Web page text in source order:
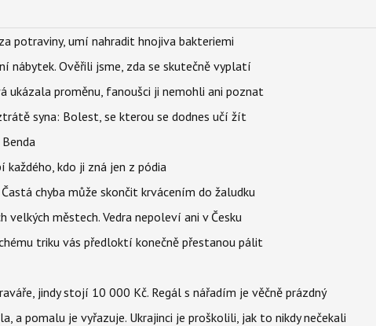
potraviny, umí nahradit hnojiva bakteriemi
nábytek. Ověřili jsme, zda se skutečně vyplatí
ukázala proměnu, fanoušci ji nemohli ani poznat
syna: Bolest, se kterou se dodnes učí žít
kdo ji zná jen z pódia
chyba může skončit krvácením do žaludku
městech. Vedra nepoleví ani v Česku
triku vás předloktí konečně přestanou pálit
jindy stojí 10 000 Kč. Regál s nářadím je věčně prázdný
a pomalu je vyřazuje. Ukrajinci je proškolili, jak to nikdy nečekali